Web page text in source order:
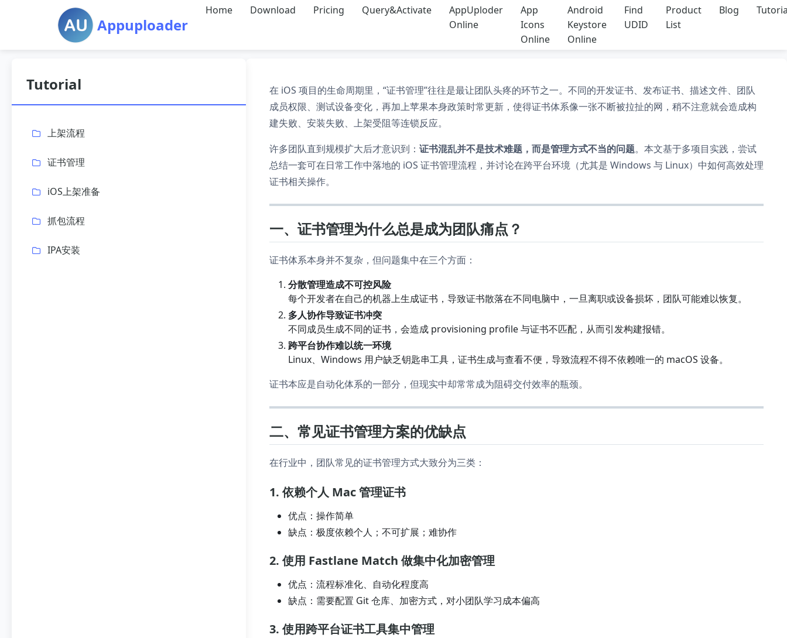
Appuploader
Home Download Pricing Query&Activate
AppUploder
Online
App
Icons
Online
Android
Keystore
Online
Find
UDID
Product
List
Blog
Tutorial
上架流程
证书管理
iOS上架准备
抓包流程
IPA安装
在 iOS 项目的生命周期里，“证书管理”往往是最让团队头疼的环节之一。不同的开发证书、发布证书、描述文件、团队
成员权限、测试设备变化，再加上苹果本身政策时常更新，使得证书体系像一张不断被拉扯的网，稍不注意就会造成构
建失败、安装失败、上架受阻等连锁反应。
许多团队直到规模扩大后才意识到： 证书混乱并不是技术难题，而是管理方式不当的问题。本文基于多项目实践，尝试
总结一套可在日常工作中落地的 iOS 证书管理流程，并讨论在跨平台环境（尤其是 Windows 与 Linux）中如何高效处理
证书相关操作。
一、证书管理为什么总是成为团队痛点？
证书体系本身并不复杂，但问题集中在三个方面：
分散管理造成不可控风险
每个开发者在自己的机器上生成证书，导致证书散落在不同电脑中，一旦离职或设备损坏，团队可能难以恢复。
多人协作导致证书冲突
不同成员生成不同的证书，会造成 provisioning profile 与证书不匹配，从而引发构建报错。
跨平台协作难以统一环境
Linux、Windows 用户缺乏钥匙串工具，证书生成与查看不便，导致流程不得不依赖唯一的 macOS 设备。
证书本应是自动化体系的一部分，但现实中却常常成为阻碍交付效率的瓶颈。
二、常见证书管理方案的优缺点
在行业中，团队常见的证书管理方式大致分为三类：
1. 依赖个人 Mac 管理证书
优点：操作简单
缺点：极度依赖个人；不可扩展；难协作
2. 使用 Fastlane Match 做集中化加密管理
优点：流程标准化、自动化程度高
缺点：需要配置 Git 仓库、加密方式，对小团队学习成本偏高
3. 使用跨平台证书工具集中管理